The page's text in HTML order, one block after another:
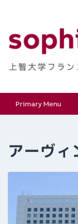
上智大
科同窓
Primary Menu
アーヴィ